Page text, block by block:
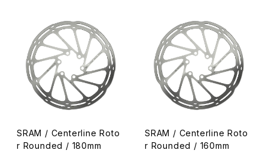
SRAM / Centerline Roto
r Rounded / 180mm
SRAM / Centerline Roto
r Rounded / 160mm